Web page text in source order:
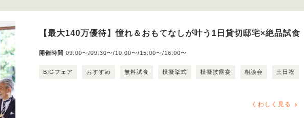
【最大140万優待】憧れ＆おもてなしが叶う1日貸切邸宅×絶品試食
開催時間 09:00〜/09:30〜/10:00〜/15:00〜/16:00〜
BIGフェア おすすめ 無料試食 模擬挙式 模擬披露宴 相談会 土日祝
くわしく見る